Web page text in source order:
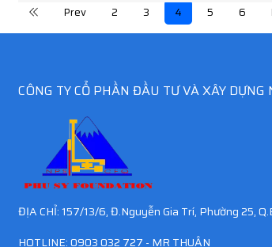
Prev 2 3 4 5 6
CÔNG TY CỔ PHẦN ĐẦU TƯ VÀ XÂY
ĐỊA CHỈ: 157/13/6, Đ.Nguyễn Gia Trí, Phường 25,
HOTLINE: 0903 032 727 - MR THUẬN